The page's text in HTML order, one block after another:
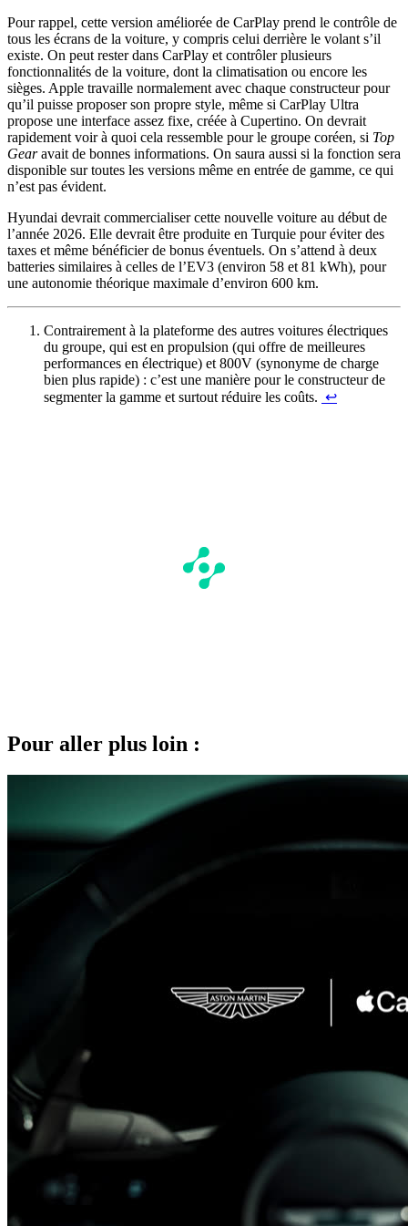
Pour rappel, cette version améliorée de CarPlay prend le contrôle de
tous les écrans de la voiture, y compris celui derrière le volant s’il
existe. On peut rester dans CarPlay et contrôler plusieurs
fonctionnalités de la voiture, dont la climatisation ou encore les
sièges. Apple travaille normalement avec chaque constructeur pour
qu’il puisse proposer son propre style, même si CarPlay Ultra
propose une interface assez fixe, créée à Cupertino. On devrait
rapidement voir à quoi cela ressemble pour le groupe coréen, si Top
Gearavait de bonnes informations. On saura aussi si la fonction sera
disponible sur toutes les versions même en entrée de gamme, ce qui
n’est pas évident.
Hyundai devrait commercialiser cette nouvelle voiture au début de
l’année 2026. Elle devrait être produite en Turquie pour éviter des
taxes et même bénéficier de bonus éventuels. On s’attend à deux
batteries similaires à celles de l’EV3 (environ 58 et 81 kWh), pour
une autonomie théorique maximale d’environ 600 km.
Contrairement à la plateforme des autres voitures électriques
du groupe, qui est en propulsion (qui offre de meilleures
performances en électrique) et 800V (synonyme de charge
bien plus rapide) : c’est une manière pour le constructeur de
segmenter la gamme et surtout réduire les coûts. ↩︎
Pour aller plus loin :